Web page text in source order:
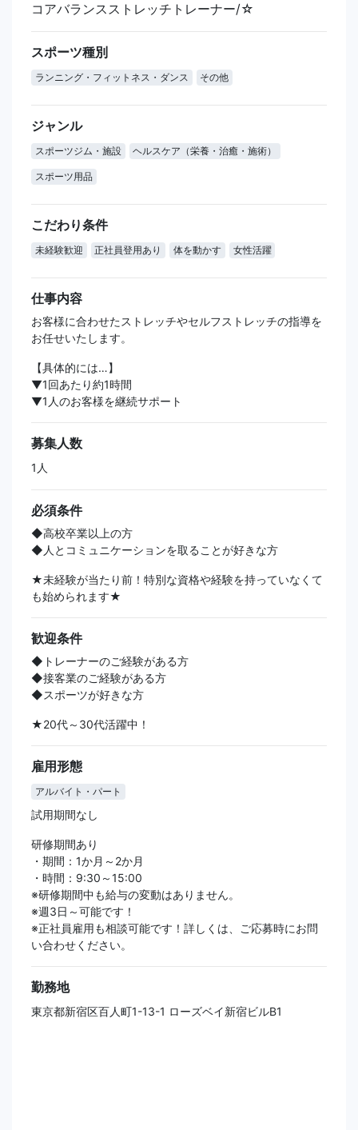
コアバランスストレッチトレーナー/☆
スポーツ種別
ランニング・フィットネス・ダンス その他
ジャンル
スポーツジム・施設 ヘルスケア（栄養・治癒・施術）
スポーツ用品
こだわり条件
未経験歓迎 正社員登用あり 体を動かす 女性活躍
仕事内容
お客様に合わせたストレッチやセルフストレッチの指導を
お任せいたします。
【具体的には…】
▼1回あたり約1時間
▼1人のお客様を継続サポート
募集人数
1人
必須条件
◆高校卒業以上の方
◆人とコミュニケーションを取ることが好きな方
★未経験が当たり前！特別な資格や経験を持っていなくて
も始められます★
歓迎条件
◆トレーナーのご経験がある方
◆接客業のご経験がある方
◆スポーツが好きな方
★20代～30代活躍中！
雇用形態
アルバイト・パート
試用期間なし
研修期間あり
・期間：1か月～2か月
・時間：9:30～15:00
※研修期間中も給与の変動はありません。
※週3日～可能です！
※正社員雇用も相談可能です！詳しくは、ご応募時にお問
い合わせください。
勤務地
東京都新宿区百人町1-13-1 ローズベイ新宿ビルB1